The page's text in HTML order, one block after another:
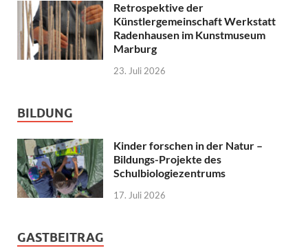
Retrospektive der
Künstlergemeinschaft Werkstatt
Radenhausen im Kunstmuseum
Marburg
23. Juli 2026
BILDUNG
Kinder forschen in der Natur –
Bildungs-Projekte des
Schulbiologiezentrums
17. Juli 2026
GASTBEITRAG